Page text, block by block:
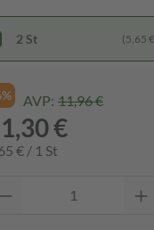
2 St (5,65
AVP: 11,96 €
€
€ / 1 St